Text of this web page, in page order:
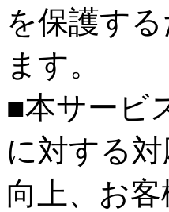
を保護す
ます。
■本サービ
に対する
向上、お